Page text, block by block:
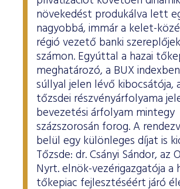
növekedést produkálva lett
nagyobbá, immár a kelet-
régió vezető banki
számon. Egyúttal a hazai
meghatározó, a BUX
súllyal jelen lévő kibocsátója,
tőzsdei részvényárfolyama
bevezetési árfolyam mintegy
százszorosán forog. A
belül egy különleges díjat is
Tőzsde: dr. Csányi Sándor, az
Nyrt. elnök-vezérigazgatója a
tőkepiac fejlesztéséért járó